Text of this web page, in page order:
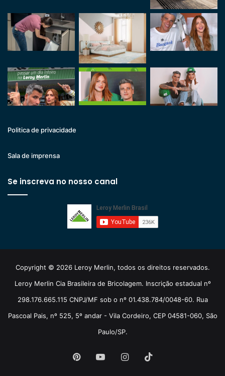
Politica de privacidade
Sala de imprensa
Se inscreva no nosso canal
Copyright © 2026 Leroy Merlin, todos os direitos reservados.
Leroy Merlin Cia Brasileira de Bricolagem. Inscrição estadual nº
298.176.665.115 CNPJ/MF sob o nº 01.438.784/0048-60. Rua
Pascoal Pais, nº 525, 5º andar - Vila Cordeiro, CEP 04581-060, São
Paulo/SP.
PinterestYouTubeInstagram